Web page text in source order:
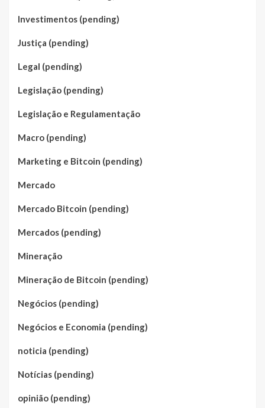
Investimentos (pending)
Justiça (pending)
Legal (pending)
Legislação (pending)
Legislação e Regulamentação
Macro (pending)
Marketing e Bitcoin (pending)
Mercado
Mercado Bitcoin (pending)
Mercados (pending)
Mineração
Mineração de Bitcoin (pending)
Negócios (pending)
Negócios e Economia (pending)
noticia (pending)
Notícias (pending)
opinião (pending)